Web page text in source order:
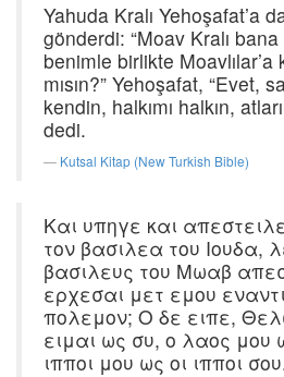
Yahuda Kralı Yehoşafat’a
gönderdi: “Moav Kralı bana
benimle birlikte Moavlılar’a
mısın?” Yehoşafat, “Evet,
kendin, halkımı halkın,
dedi.
Kutsal Kitap (New Turkish Bible)
Και υπηγε και
τον βασιλεα του Ιουδα,
βασιλευς του Μωαβ
ερχεσαι μετ εμου
πολεμον; Ο δε ειπε,
ειμαι ως συ, ο λαος μου
ιπποι μου ως οι ιπποι